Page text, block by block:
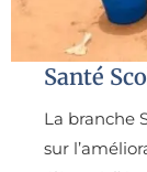
Santé
La branche
sur